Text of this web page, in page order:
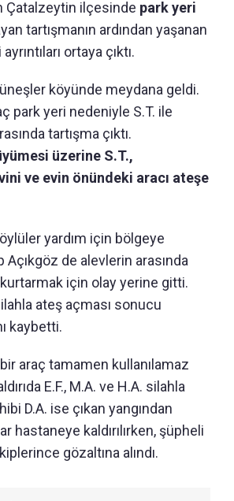
Çatalzeytin ilçesinde park yeri
tartışmanın ardından yaşanan
ortaya çıktı.
köyünde meydana geldi.
park yeri nedeniyle S.T. ile
tartışma çıktı.
üzerine S.T.,
ve evin önündeki aracı ateşe
yardım için bölgeye
Açıkgöz de alevlerin arasında
için olay yerine gitti.
ateş açması sonucu
kaybetti.
araç tamamen kullanılamaz
E.F., M.A. ve H.A. silahla
D.A. ise çıkan yangından
hastaneye kaldırılırken, şüpheli
gözaltına alındı.